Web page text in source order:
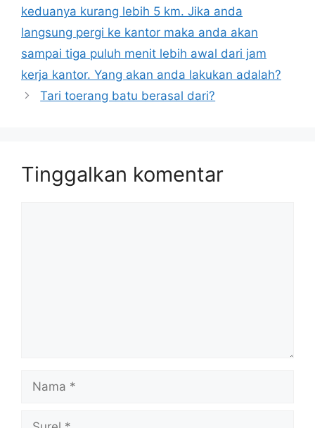
keduanya kurang lebih 5 km. Jika anda
langsung pergi ke kantor maka anda akan
sampai tiga puluh menit lebih awal dari jam
kerja kantor. Yang akan anda lakukan adalah?
Tari toerang batu berasal dari?
Tinggalkan komentar